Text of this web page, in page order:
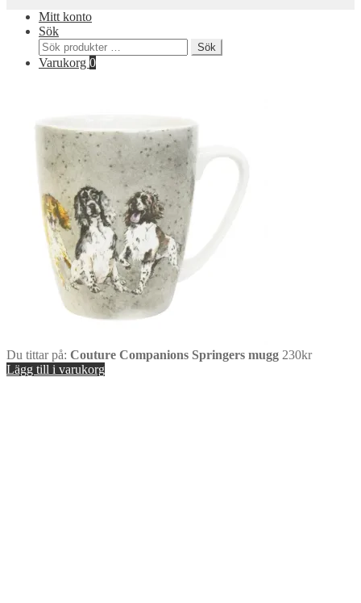
Mitt konto
Sök
Sök
efter:
Sök
Varukorg 0
Du tittar på: Couture Companions Springers mugg 230kr
Lägg till i varukorg